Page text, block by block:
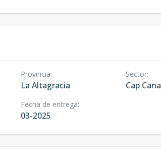
Provincia:
La Altagracia
Sector:
Cap Cana
Fecha de entrega:
03-2025